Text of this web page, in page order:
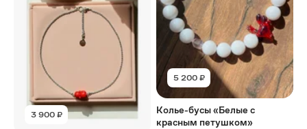
3 900 ₽
5 200 ₽
Колье-бусы «Белые с
красным петушком»